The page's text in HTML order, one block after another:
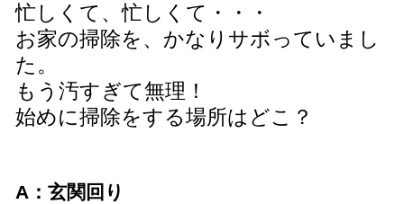
忙しくて、忙しくて・・・
お家の掃除を、かなりサボっていまし
た。
もう汚すぎて無理！
始めに掃除をする場所はどこ？
A：玄関回り